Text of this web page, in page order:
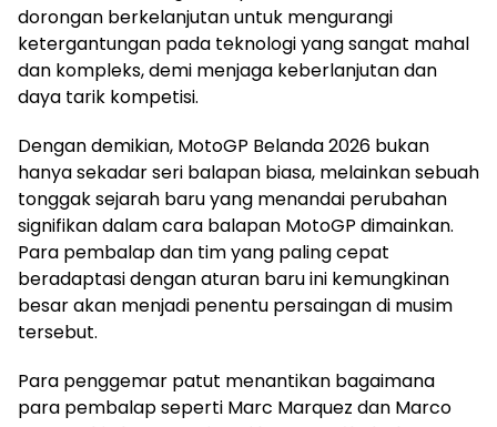
dorongan berkelanjutan untuk mengurangi
ketergantungan pada teknologi yang sangat mahal
dan kompleks, demi menjaga keberlanjutan dan
daya tarik kompetisi.
Dengan demikian, MotoGP Belanda 2026 bukan
hanya sekadar seri balapan biasa, melainkan sebuah
tonggak sejarah baru yang menandai perubahan
signifikan dalam cara balapan MotoGP dimainkan.
Para pembalap dan tim yang paling cepat
beradaptasi dengan aturan baru ini kemungkinan
besar akan menjadi penentu persaingan di musim
tersebut.
Para penggemar patut menantikan bagaimana
para pembalap seperti Marc Marquez dan Marco